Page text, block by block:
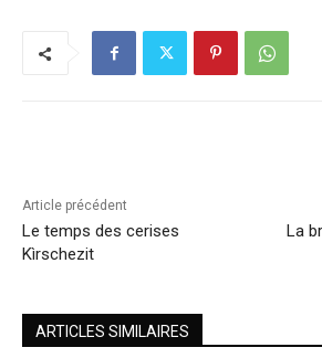
Article précédent
Le temps des cerises
Kìrschezit
La
ARTICLES SIMILAIRES